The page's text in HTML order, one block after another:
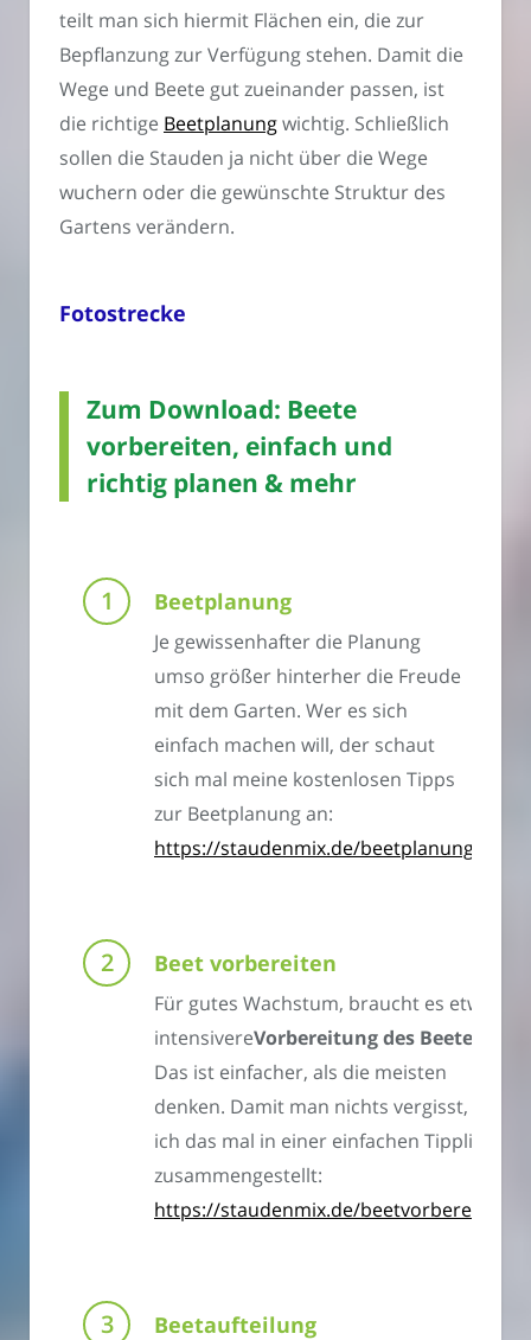
teilt man sich hiermit Flächen ein, die zur
Bepflanzung zur Verfügung stehen. Damit die
Wege und Beete gut zueinander passen, ist
die richtige Beetplanungwichtig. Schließlich
sollen die Stauden ja nicht über die Wege
wuchern oder die gewünschte Struktur des
Gartens verändern.
Fotostrecke
Zum Download: Beete
vorbereiten, einfach und
richtig planen & mehr
Beetplanung
Je gewissenhafter die Planung
umso größer hinterher die Freude
mit dem Garten. Wer es sich
einfach machen will, der schaut
sich mal meine kostenlosen Tipps
zur Beetplanung an:
https://staudenmix.de/beetplanung
Beet vorbereiten
Für gutes Wachstum, braucht es etwas
intensivereVorbereitung des Beetes
Das ist einfacher, als die meisten
denken. Damit man nichts vergisst, habe
ich das mal in einer einfachen Tippliste
zusammengestellt:
https://staudenmix.de/beetvorbereitung
Beetaufteilung